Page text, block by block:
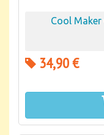
Cool
34,90 €